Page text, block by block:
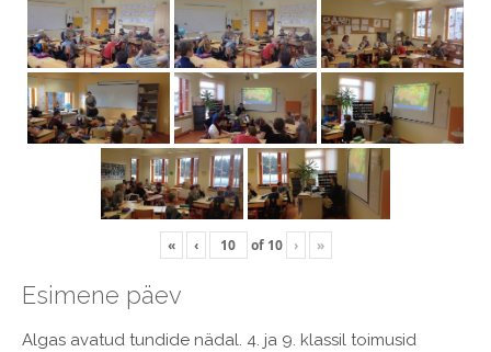
« ‹ of 10 › »
Esimene päev
Algas avatud tundide nädal. 4. ja 9. klassil toimusid